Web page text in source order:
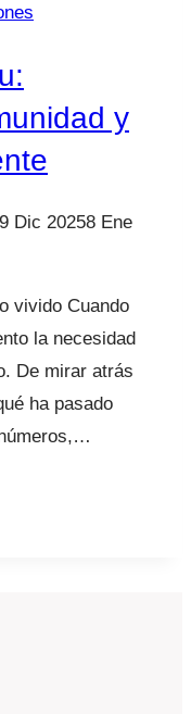
y
Dic 20258 Ene
vivido Cuando
la necesidad
De mirar atrás
ha pasado